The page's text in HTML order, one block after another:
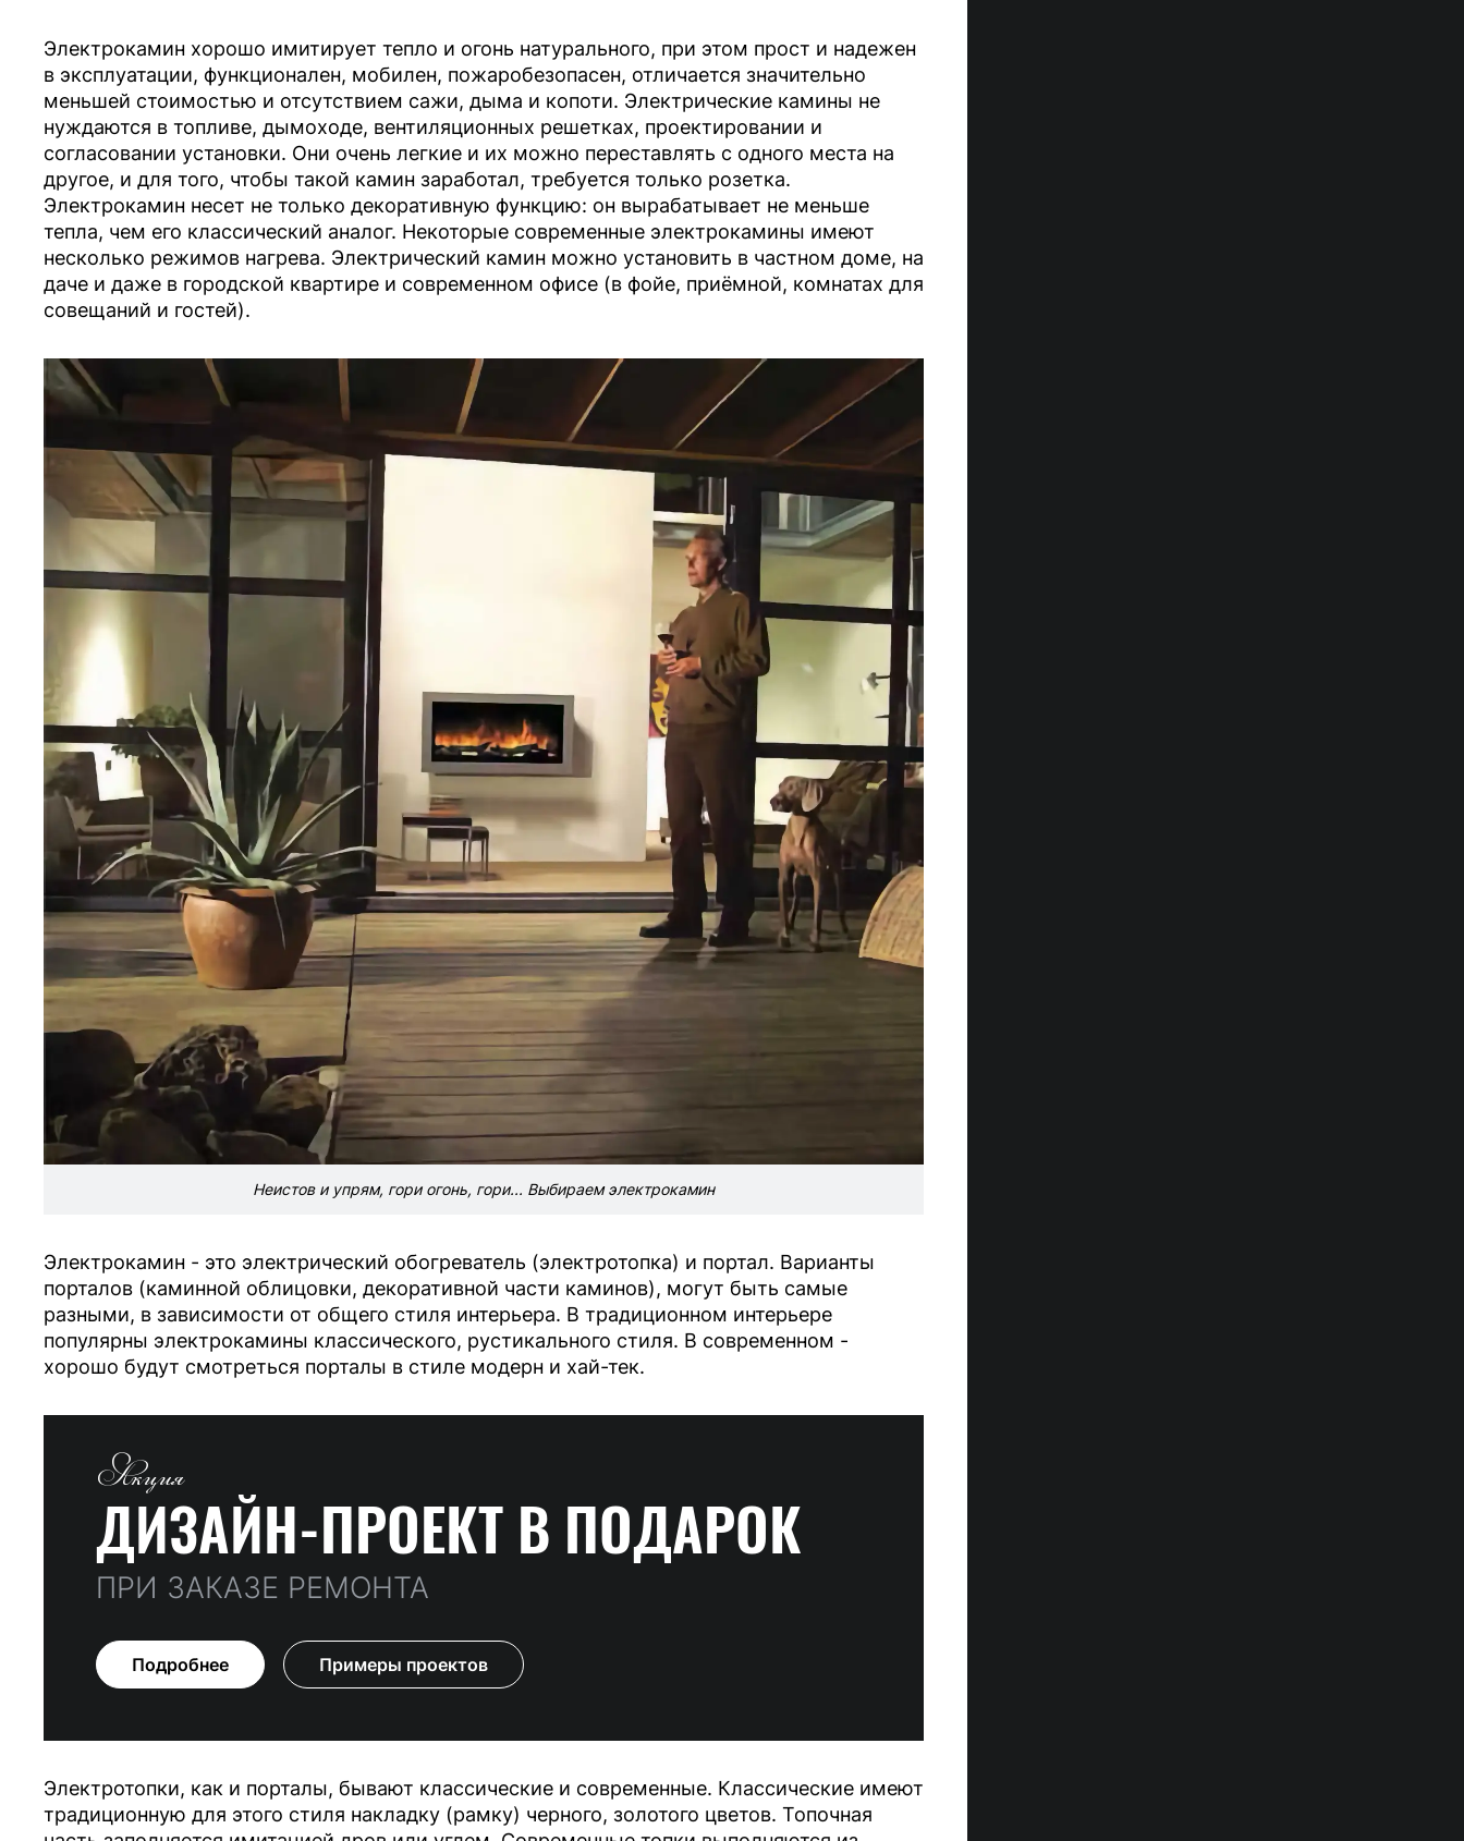
Электрокамин хорошо имитирует тепло и огонь натурального, при этом прост и надежен
в эксплуатации, функционален, мобилен, пожаробезопасен, отличается значительно
меньшей стоимостью и отсутствием сажи, дыма и копоти. Электрические камины не
нуждаются в топливе, дымоходе, вентиляционных решетках, проектировании и
согласовании установки. Они очень легкие и их можно переставлять с одного места на
другое, и для того, чтобы такой камин заработал, требуется только розетка.
Электрокамин несет не только декоративную функцию: он вырабатывает не меньше
тепла, чем его классический аналог. Некоторые современные электрокамины имеют
несколько режимов нагрева. Электрический камин можно установить в частном доме, на
даче и даже в городской квартире и современном офисе (в фойе, приёмной, комнатах для
совещаний и гостей).
Неистов и упрям, гори огонь, гори... Выбираем электрокамин
Электрокамин - это электрический обогреватель (электротопка) и портал. Варианты
порталов (каминной облицовки, декоративной части каминов), могут быть самые
разными, в зависимости от общего стиля интерьера. В традиционном интерьере
популярны электрокамины классического, рустикального стиля. В современном -
хорошо будут смотреться порталы в стиле модерн и хай-тек.
Акция
ДИЗАЙН-ПРОЕКТ В ПОДАРОК
ПРИ ЗАКАЗЕ РЕМОНТА
Подробнее Примеры проектов
Электротопки, как и порталы, бывают классические и современные. Классические имеют
традиционную для этого стиля накладку (рамку) черного, золотого цветов. Топочная